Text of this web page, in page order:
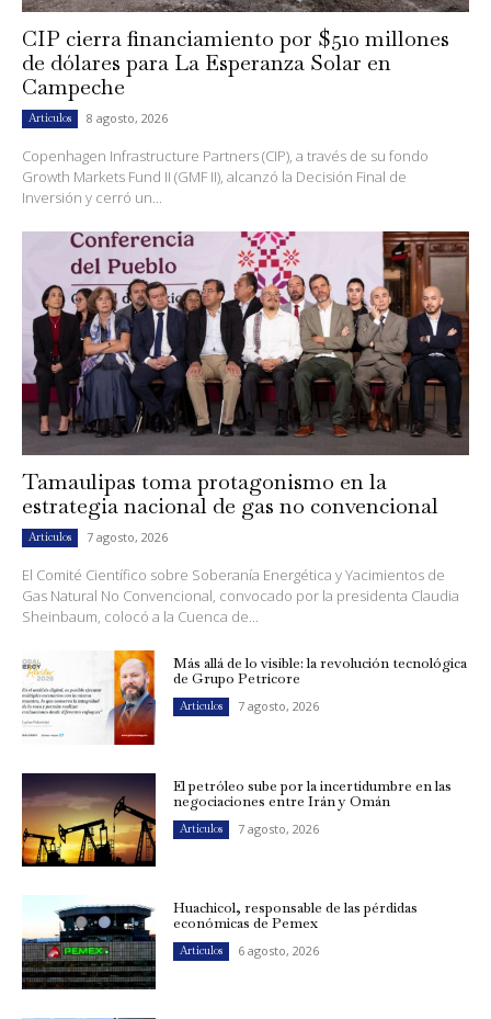
CIP cierra financiamiento por $510 millones
de dólares para La Esperanza Solar en
Campeche
Artículos 8 agosto, 2026
Copenhagen Infrastructure Partners (CIP), a través de su fondo
Growth Markets Fund II (GMF II), alcanzó la Decisión Final de
Inversión y cerró un...
Tamaulipas toma protagonismo en la
estrategia nacional de gas no convencional
Artículos 7 agosto, 2026
El Comité Científico sobre Soberanía Energética y Yacimientos de
Gas Natural No Convencional, convocado por la presidenta Claudia
Sheinbaum, colocó a la Cuenca de...
Más allá de lo visible: la revolución tecnológica
de Grupo Petricore
Artículos 7 agosto, 2026
El petróleo sube por la incertidumbre en las
negociaciones entre Irán y Omán
Artículos 7 agosto, 2026
Huachicol, responsable de las pérdidas
económicas de Pemex
Artículos 6 agosto, 2026